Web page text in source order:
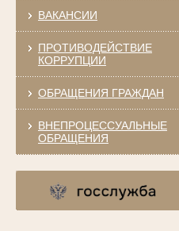
ВАКАНСИИ
ПРОТИВОДЕЙСТВИЕ
КОРРУПЦИИ
ОБРАЩЕНИЯ ГРАЖДАН
ВНЕПРОЦЕССУАЛЬНЫЕ
ОБРАЩЕНИЯ